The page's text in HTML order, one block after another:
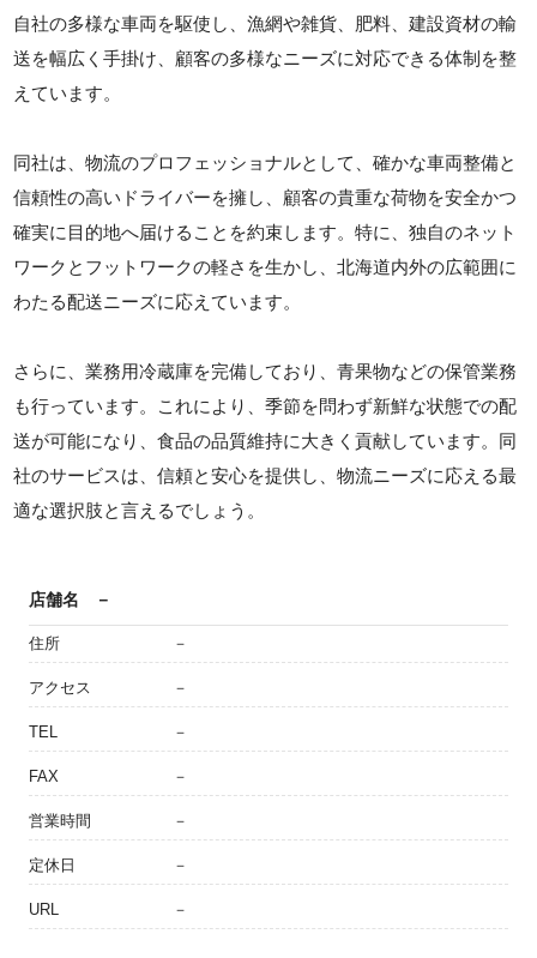
自社の多様な車両を駆使し、漁網や雑貨、肥料、建設資材の輸
送を幅広く手掛け、顧客の多様なニーズに対応できる体制を整
えています。
同社は、物流のプロフェッショナルとして、確かな車両整備と
信頼性の高いドライバーを擁し、顧客の貴重な荷物を安全かつ
確実に目的地へ届けることを約束します。特に、独自のネット
ワークとフットワークの軽さを生かし、北海道内外の広範囲に
わたる配送ニーズに応えています。
さらに、業務用冷蔵庫を完備しており、青果物などの保管業務
も行っています。これにより、季節を問わず新鮮な状態での配
送が可能になり、食品の品質維持に大きく貢献しています。同
社のサービスは、信頼と安心を提供し、物流ニーズに応える最
適な選択肢と言えるでしょう。
店舗名 －
住所 －
アクセス －
TEL －
FAX －
営業時間 －
定休日 －
URL －